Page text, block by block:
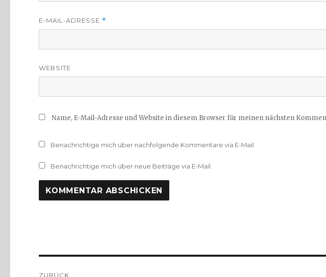
E-MAIL-ADRESSE *
WEBSITE
Name, E-Mail-Adresse und Website in diesem Browser für meinen nächsten
Benachrichtige mich über nachfolgende Kommentare via E-Mail.
Benachrichtige mich über neue Beiträge via E-Mail.
ZURÜCK